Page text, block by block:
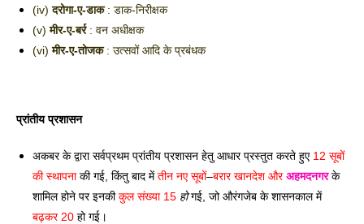
(iv) दरोगा-ए-डाक : डाक-निरीक्षक
(v) मीर-ए-बर्र : वन अधीक्षक
(vi) मीर-ए-तोजक : उत्सवों आदि के प्रबंधक
प्रांतीय प्रशासन
अकबर के द्वारा सर्वप्रथम प्रांतीय प्रशासन हेतु आधार प्रस्तुत करते हुए 12 सूबों
की स्थापना की गई, किंतु बाद में तीन नए सूबों–बरार खानदेश और अहमदनगर के
शामिल होने पर इनकी कुल संख्या 15 हो
गई, जो औरंगजेब के शासनकाल में
बढ़कर 20 हो गई।